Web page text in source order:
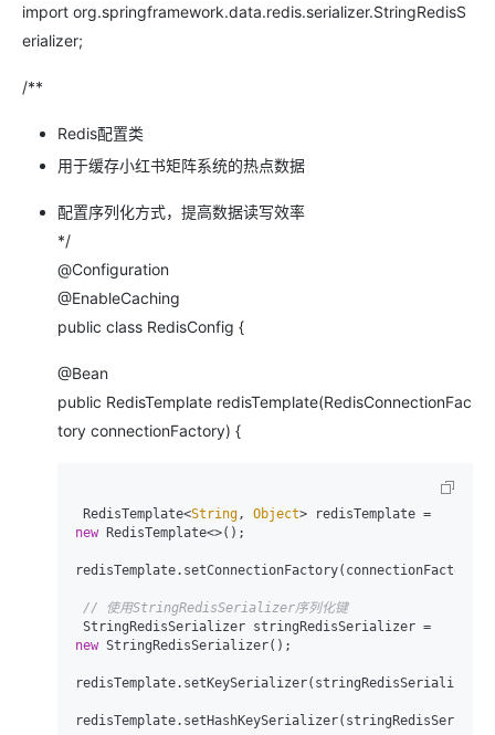
import org.springframework.data.redis.serializer.StringRedisS
erializer;
/**
Redis配置类
用于缓存小红书矩阵系统的热点数据
配置序列化方式，提高数据读写效率
*/
@Configuration
@EnableCaching
public class RedisConfig {
@Bean
public RedisTemplate redisTemplate(RedisConnectionFac
tory connectionFactory) {
RedisTemplate<String, Object
new RedisTemplate<>();
redisTemplate.setConnectionFactory(connectionFactory);
// 使用StringRedisSerializer序列化键
new StringRedisSerializer();
redisTemplate.setKeySerializer(stringRedisSerializer);